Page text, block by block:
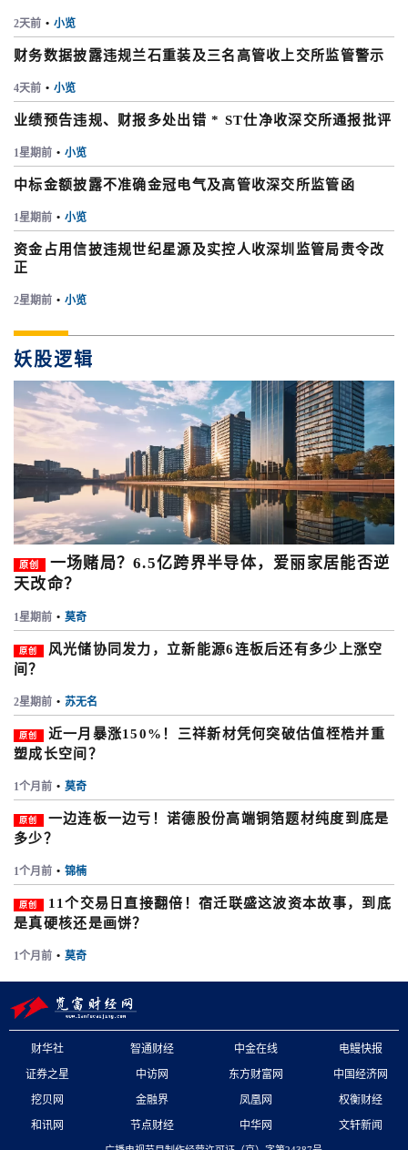
2天前 • 小览
财务数据披露违规兰石重装及三名高管收上交所监管警示
4天前 • 小览
业绩预告违规、财报多处出错 * ST仕净收深交所通报批评
1星期前 • 小览
中标金额披露不准确金冠电气及高管收深交所监管函
1星期前 • 小览
资金占用信披违规世纪星源及实控人收深圳监管局责令改
正
2星期前 • 小览
妖股逻辑
原创
一场赌局？6.5亿跨界半导体，爱丽家居能否逆
天改命？
1星期前 • 莫奇
原创
风光储协同发力，立新能源6连板后还有多少上涨空
间？
2星期前 • 苏无名
原创
近一月暴涨150%！三祥新材凭何突破估值桎梏并重
塑成长空间？
1个月前 • 莫奇
原创
一边连板一边亏！诺德股份高端铜箔题材纯度到底是
多少？
1个月前 • 锦楠
原创
11个交易日直接翻倍！宿迁联盛这波资本故事，到底
是真硬核还是画饼？
1个月前 • 莫奇
财华社 智通财经 中金在线
电鳗快报
证券之星
中访网 东方财富网
中国经济网
挖贝网
金融界 凤凰网
权衡财经
和讯网
节点财经 中华网 文轩新闻